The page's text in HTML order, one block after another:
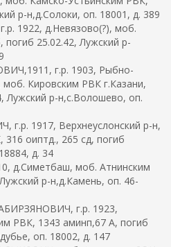
р-н,д.Солоки, оп. 18001, д. 389
1922, д.Невязово(?), моб.
25.02.42, Лужский р-
г.р. 1903, Рыбно-
Кировским РВК г.Казани,
Лужский р-н,с.Волошево, оп.
1917, Верхнеуслонский р-н,
оиптд., 265 сд, погиб
д. 34
д.Симетбаш, моб. Атнинским
р-н,д.Камень, оп. 46-
г.р. 1923,
РВК, 1343 аминп,67 А, погиб
оп. 18002, д. 147